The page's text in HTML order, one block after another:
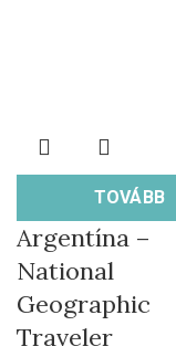
TOVÁBB
Argentína –
National
Geographic
Traveler